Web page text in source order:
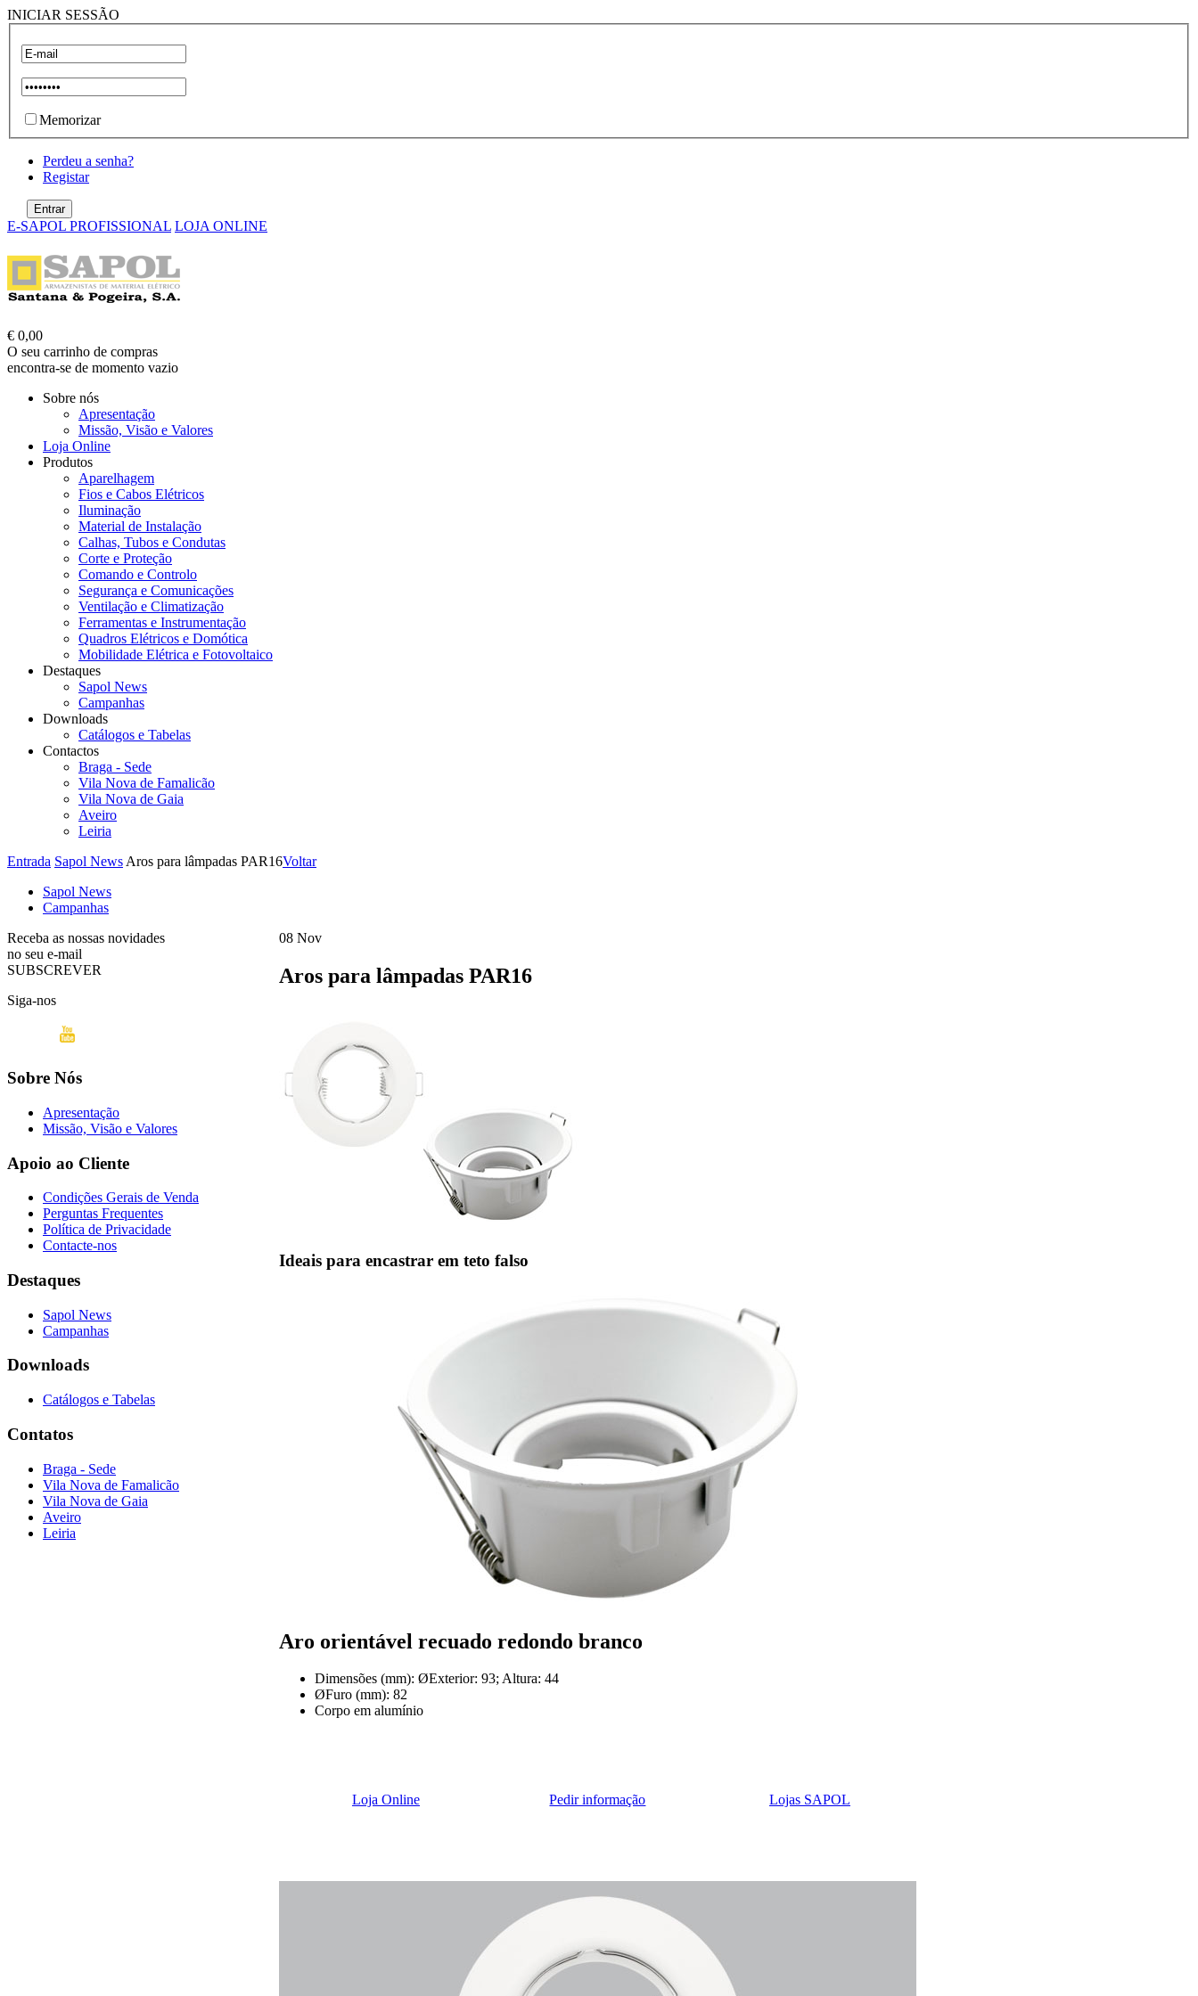
INICIAR SESSÃO
Memorizar
Perdeu a senha?
Registar
E-SAPOL PROFISSIONAL LOJA ONLINE
€ 0,00
O seu carrinho de compras
encontra-se de momento vazio
Sobre nós
Apresentação
Missão, Visão e Valores
Loja Online
Produtos
Aparelhagem
Fios e Cabos Elétricos
Iluminação
Material de Instalação
Calhas, Tubos e Condutas
Corte e Proteção
Comando e Controlo
Segurança e Comunicações
Ventilação e Climatização
Ferramentas e Instrumentação
Quadros Elétricos e Domótica
Mobilidade Elétrica e Fotovoltaico
Destaques
Sapol News
Campanhas
Downloads
Catálogos e Tabelas
Contactos
Braga - Sede
Vila Nova de Famalicão
Vila Nova de Gaia
Aveiro
Leiria
Entrada Sapol NewsAros para lâmpadas PAR16Voltar
Sapol News
Campanhas
08Nov
Aros para lâmpadas PAR16
Ideais para encastrar em teto falso
Aro orientável recuado redondo branco
Dimensões (mm): ØExterior: 93; Altura: 44
ØFuro (mm): 82
Corpo em alumínio
Loja Online Pedir informação Lojas SAPOL
Receba as nossas novidades
no seu e-mail
SUBSCREVER
Siga-nos
Sobre Nós
Apresentação
Missão, Visão e Valores
Apoio ao Cliente
Condições Gerais de Venda
Perguntas Frequentes
Política de Privacidade
Contacte-nos
Destaques
Sapol News
Campanhas
Downloads
Catálogos e Tabelas
Contatos
Braga - Sede
Vila Nova de Famalicão
Vila Nova de Gaia
Aveiro
Leiria